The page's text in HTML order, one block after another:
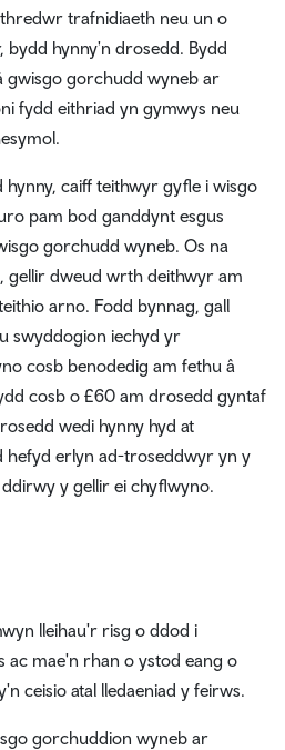
trafnidiaeth neu un o
hynny'n drosedd. Bydd
gwisgo gorchudd wyneb ar
fydd eithriad yn gymwys neu
caiff teithwyr gyfle i wisgo
pam bod ganddynt esgus
gorchudd wyneb. Os na
dweud wrth deithwyr am
arno. Fodd bynnag, gall
swyddogion iechyd yr
cosb benodedig am fethu â
cosb o £60 am drosedd gyntaf
wedi hynny hyd at
hefyd erlyn ad-troseddwyr yn y
y gellir ei chyflwyno.
lleihau'r risg o ddod i
ac mae'n rhan o ystod eang o
ceisio atal lledaeniad y feirws.
gorchuddion wyneb ar